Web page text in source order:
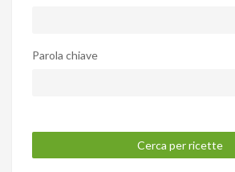
Parola chiave
Cerca per ricette